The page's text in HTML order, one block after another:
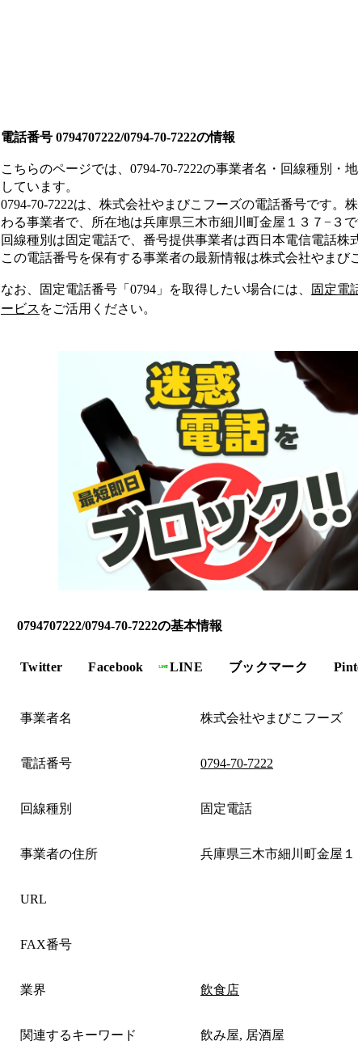
電話番号 0794707222/0794-70-7222の情報
こちらのページでは、 0794-70-7222の事業者名・回線種別・
しています。
0794-70-7222は、 株式会社やまびこフーズの電話番号です。
わる事業者で、所在地は兵庫県三木市細川町金屋１３７−３
回線種別は固定電話で、番号提供事業者は西日本電信電話株
この電話番号を保有する事業者の最新情報は株式会社やまび
なお、固定電話番号「 0794 」を取得したい場合には、
固定電
ービス をご活用ください。
0794707222/0794-70-7222の基本情報
Twitter Facebook LINE ブックマーク
事業者名 株式会社やまびこフーズ
電話番号 0794-70-7222
回線種別 固定電話
事業者の住所 兵庫県三木市細川町金屋
URL
FAX番号
業界 飲食店
関連するキーワード 飲み屋, 居酒屋